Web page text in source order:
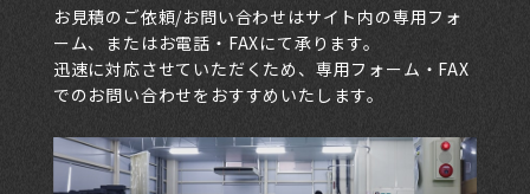
お見積のご依頼/お問い合わせはサイト内の専用フォ
ーム、またはお電話・FAXにて承ります。
迅速に対応させていただくため、専用フォーム・FAX
でのお問い合わせをおすすめいたします。